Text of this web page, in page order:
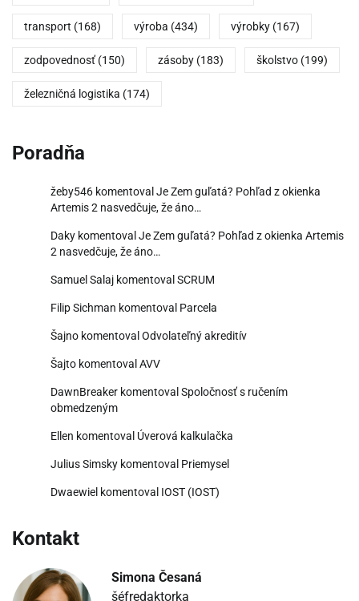
transport (168) výroba (434) výrobky (167)
zodpovednosť (150) zásoby (183) školstvo (199)
železničná logistika (174)
Poradňa
žeby546 komentovalJe Zem guľatá? Pohľad z okienka
Artemis 2 nasvedčuje, že áno…
Daky komentovalJe Zem guľatá? Pohľad z okienka Artemis
2 nasvedčuje, že áno…
Samuel Salaj komentovalSCRUM
Filip Sichman komentoval Parcela
Šajno komentovalOdvolateľný akreditív
Šajto komentovalAVV
DawnBreaker komentovalSpoločnosť s ručením
obmedzeným
Ellen komentoval Úverová kalkulačka
Julius Simsky komentoval Priemysel
Dwaewiel komentoval IOST (IOST)
Kontakt
Simona Česaná
šéfredaktorka